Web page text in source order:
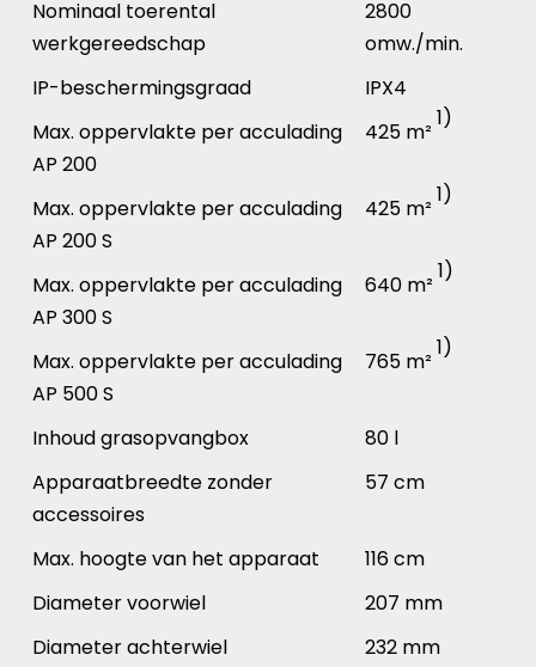
Nominaal toerental
werkgereedschap
2800
omw./min.
IP-beschermingsgraad
IPX4
Max. oppervlakte per acculading
AP 200
425 m²
1)
Max. oppervlakte per acculading
AP 200 S
425 m²
1)
Max. oppervlakte per acculading
AP 300 S
640 m²
1)
Max. oppervlakte per acculading
AP 500 S
765 m²
1)
Inhoud grasopvangbox
80 l
Apparaatbreedte zonder
accessoires
57 cm
Max. hoogte van het apparaat
116 cm
Diameter voorwiel
207 mm
Diameter achterwiel
232 mm